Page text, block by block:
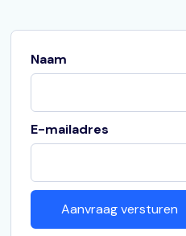
Naam
E-mailadres